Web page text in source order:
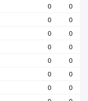
0
0
0
0
0
0
0
0
0
0
0
0
0
0